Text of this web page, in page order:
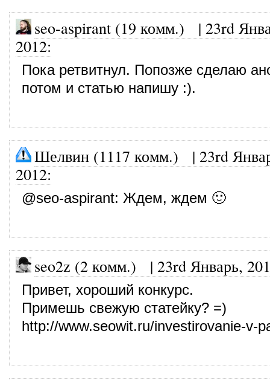
seo-aspirant (19 комм.) | 23rd
2012:
Пока ретвитнул. Попозже сделаю
потом и статью напишу :).
Шелвин (1117 комм.) | 23rd
2012:
@seo-aspirant: Ждем, ждем 🙂
seo2z (2 комм.) | 23rd Январь,
Привет, хороший конкурс.
Примешь свежую статейку? =)
http://www.seowit.ru/investirovanie-v-